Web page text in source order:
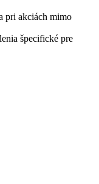
pri akciách mimo
špecifické pre